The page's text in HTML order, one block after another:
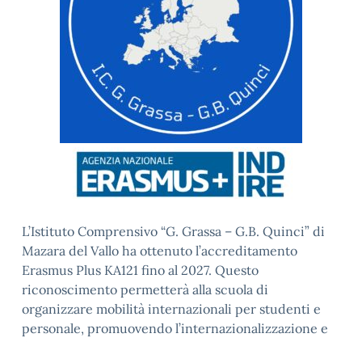
L’Istituto Comprensivo “G. Grassa – G.B. Quinci” di
Mazara del Vallo ha ottenuto l’accreditamento
Erasmus Plus KA121 fino al 2027. Questo
riconoscimento permetterà alla scuola di
organizzare mobilità internazionali per studenti e
personale, promuovendo l’internazionalizzazione e